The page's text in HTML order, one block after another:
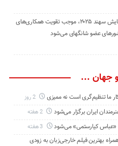
سردار جوانی: رزمایش سهند ۲۰۲۵، موجب تقویت همکاری‌های
عضو شانگهای می‌شود
و جهان ...
ما تنظیم‌گری است نه ممیزی 2 روز
ایران برگزار می‌شود 2 هفته
«عباس کیارستمی» می‌شود 3 هفته
بهترین فیلم خارجی‌زبان به زودی